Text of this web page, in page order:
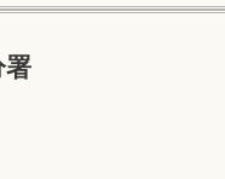
署